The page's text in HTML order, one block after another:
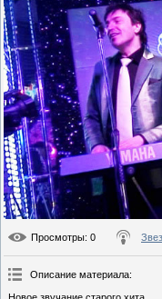
Просмотры: 0
Описание материала: